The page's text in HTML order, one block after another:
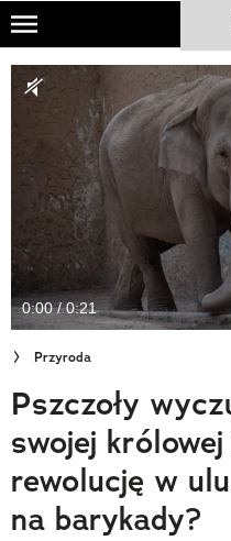
Skip
main
content
NATIONAL GEOGRAPHIC
TRAVELER
PODCASTY
Sklep
Newsletter
Cuda Polski
Wielki Konkurs Fotograficzny
Trendbook Podróżniczy
Polecane
0:00 / 0:21
Przyroda
Pszczoły
swojej
rewolucję w
na barykady?